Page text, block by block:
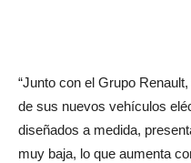
“Junto con el Grupo
de sus nuevos vehículos
diseñados a medida,
muy baja, lo que aumenta